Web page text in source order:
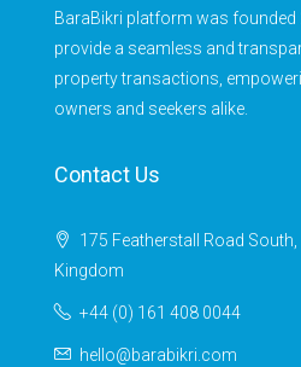
BaraBikri platform was founded
provide a seamless and
property transactions,
owners and seekers alike.
Contact Us
175 Featherstall Road
Kingdom
+44 (0) 161 408 0044
hello@barabikri.com